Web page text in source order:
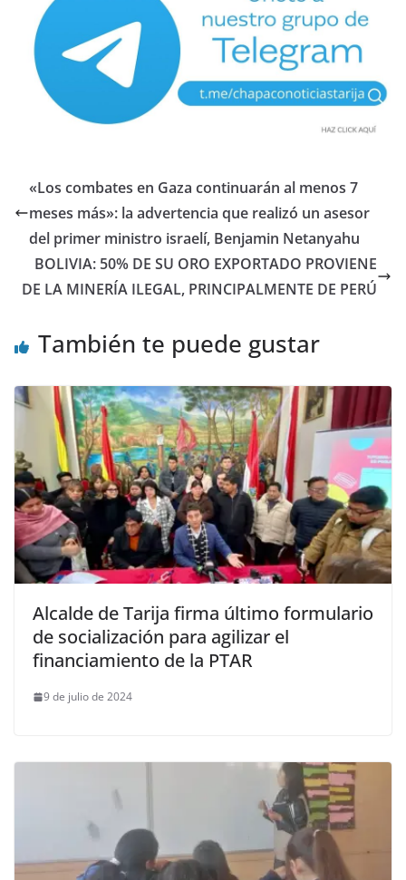
«Los combates en Gaza continuarán al menos 7
meses más»: la advertencia que realizó un asesor
del primer ministro israelí, Benjamin Netanyahu
BOLIVIA: 50% DE SU ORO EXPORTADO PROVIENE
DE LA MINERÍA ILEGAL, PRINCIPALMENTE DE PERÚ
También te puede gustar
Alcalde de Tarija firma último formulario
de socialización para agilizar el
financiamiento de la PTAR
9 de julio de 2024